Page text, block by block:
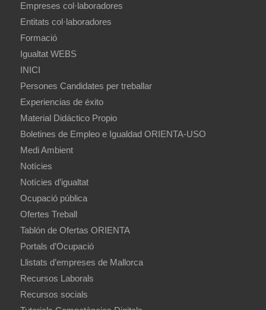
Empreses col·laboradores
Entitats col·laboradores
Formació
Igualtat WEBS
INICI
Persones Candidates per treballar
Experiencias de éxito
Material Didáctico Propio
Boletines de Empleo e Igualdad ORIENTA-USO
Medi Ambient
Notícies
Notícies d’igualtat
Ocupació pública
Ofertes Treball
Tablón de Ofertas ORIENTA
Portals d’Ocupació
Llistats d’empreses de Mallorca
Recursos Laborals
Recursos socials